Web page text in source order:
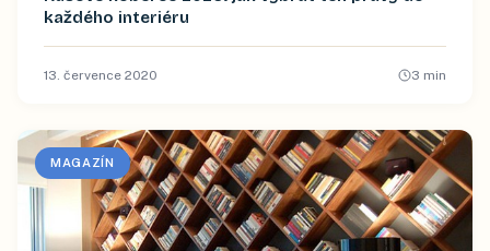
každého interiéru
13. července 2020 3 min
MAGAZÍN